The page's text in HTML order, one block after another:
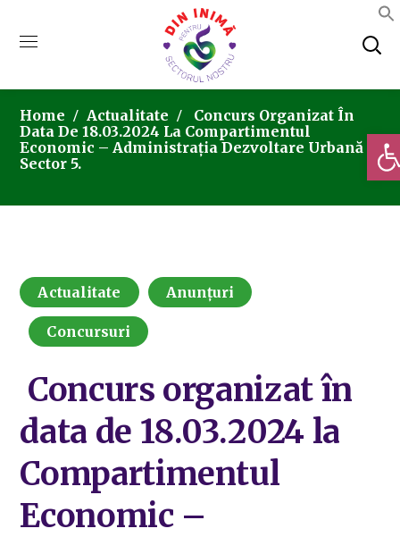
Home Actualitate
Concurs Organizat În
Data De 18.03.2024 La Compartimentul
Economic – Administrația Dezvoltare Urbană
Sector 5.
Actualitate Anunțuri
Concursuri
Concurs organizat în
data de 18.03.2024 la
Compartimentul
Economic –